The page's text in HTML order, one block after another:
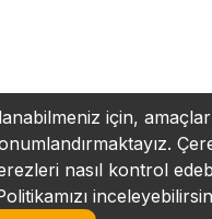
için,
nasıl kontrol